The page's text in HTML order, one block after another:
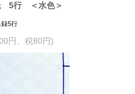
5行 ＜水色＞
録5行
円、税80円)